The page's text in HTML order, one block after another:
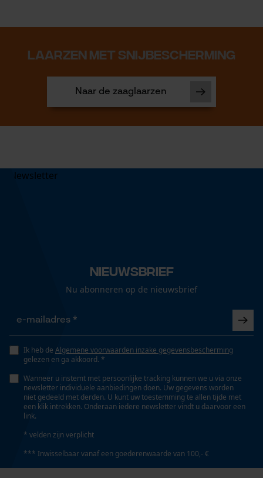
LAARZEN MET SNIJBESCHERMING
Naar de zaaglaarzen
Nieuwsbrief
Nu abonneren op de nieuwsbrief
Ik heb de Algemene voorwaarden inzake gegevensbescherming
gelezen en ga akkoord. *
Wanneer u instemt met persoonlijke tracking kunnen we u via onze
newsletter individuele aanbiedingen doen. Uw gegevens worden
niet gedeeld met derden. U kunt uw toestemming te allen tijde met
een klik intrekken. Onderaan iedere newsletter vindt u daarvoor een
link.
* velden zijn verplicht
*** Inwisselbaar vanaf een goederenwaarde van 100,- €